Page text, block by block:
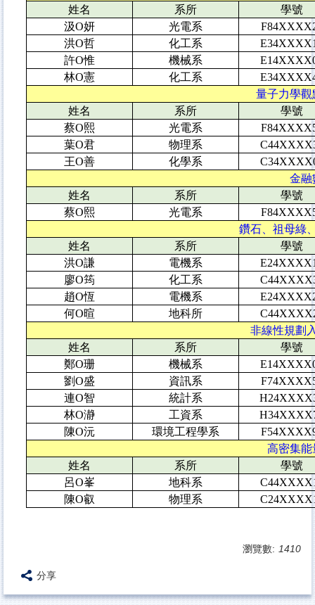
姓名
系所
學號
汲O妍
光電系
洪O哲
化工系
許O惟
機械系
林O憲
化工系
量子力學觀
姓名
系所
學號
蔡O熙
光電系
葉O君
物理系
王O善
化學系
金融
姓名
系所
學號
蔡O熙
光電系
鑽石、祖母綠
姓名
系所
學號
洪O謙
電機系
廖O筠
化工系
趙O恆
電機系
何O暄
地科所
非線性規劃
姓名
系所
學號
鄭O珊
機械系
劉O盛
資訊系
連O智
統計系
林O瀞
工資系
陳O沅
環境工程學系
高密集能
姓名
系所
學號
呂O峯
地科系
陳O叡
物理系
瀏覽數: 1410
分享